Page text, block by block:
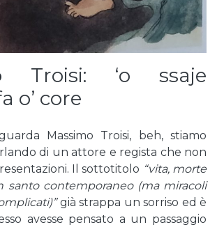
Troisi: ‘o ssaje
o’ core
Massimo Troisi, beh, stiamo
di un attore e regista che non
Il sottotitolo “vita, morte
santo contemporaneo (ma miracoli
già strappa un sorriso ed è
avesse pensato a un passaggio